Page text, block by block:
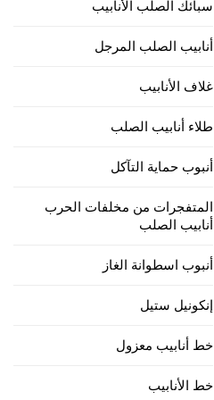
أنابيب اسطوانة الضغط العالي
أنابيب اسطوانة الغاز غير
سبائك الصلب الأنابيب
أنابيب الصلب المرجل
غلاف الأنابيب
طلاء أنابيب الصلب
أنبوب حماية التآكل
المتفجرات من مخلفات الحرب
أنابيب الصلب
أنبوب اسطوانة الغاز
إنكونيل ستيل
خط أنابيب معزول
خط الأنابيب